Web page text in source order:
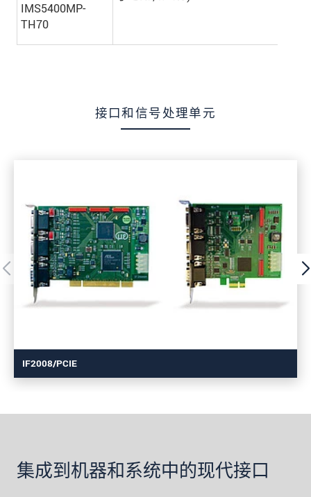
IMS5400MP-
TH70
接口和信号处理单元
IF2008/PCIE
集成到机器和系统中的现代接口